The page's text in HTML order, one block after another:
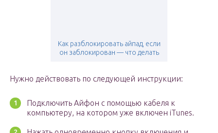
Как разблокировать айпад, если
он заблокирован — что делать
Нужно действовать по следующей инструкции:
Подключить Айфон с помощью кабеля к
компьютеру, на котором уже включен iTunes.